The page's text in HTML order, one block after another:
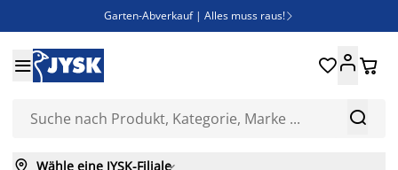
Garten-Abverkauf | Alles muss raus! 
Bist du Unternehmer? Entdecke JYSK-B2B
Esszimmerstuhl ADSLEV um nur 40€


 
 Wähle eine JYSK-Filiale